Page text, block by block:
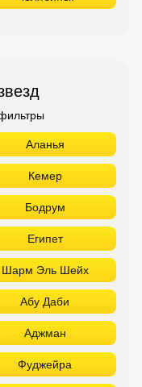
Шарм Эль Шейх
Абу Даби
Аджман
Фуджейра
Паттайя
Краби
Пхукет
Нячанг
Фукуок